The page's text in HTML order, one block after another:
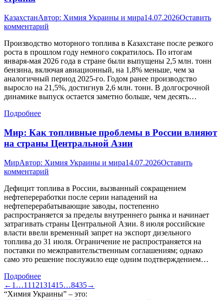
КазахстанАвтор: Химия Украины и мира14.07.2026Оставить
комментарий
Производство моторного топлива в Казахстане после резкого
роста в прошлом году немного сократилось. По итогам
января-мая 2026 года в стране были выпущены 2,5 млн. тонн
бензина, включая авиационный, на 1,8% меньше, чем за
аналогичный период 2025-го. Годом ранее производство
выросло на 21,5%, достигнув 2,6 млн. тонн. В долгосрочной
динамике выпуск остается заметно больше, чем десять…
Подробнее
Мир: Как топливные проблемы в России влияют
на страны Центральной Азии
МирАвтор: Химия Украины и мира14.07.2026Оставить
комментарий
Дефицит топлива в России, вызванный сокращением
нефтепереработки после серии нападений на
нефтеперерабатывающие заводы, постепенно
распространяется за пределы внутреннего рынка и начинает
затрагивать страны Центральной Азии. 8 июля российские
власти ввели временный запрет на экспорт дизельного
топлива до 31 июля. Ограничение не распространяется на
поставки по межправительственным соглашениям; однако
само это решение послужило еще одним подтверждением…
Подробнее
← 1 …11 12131415…8435→
“Химия Украины” – это: